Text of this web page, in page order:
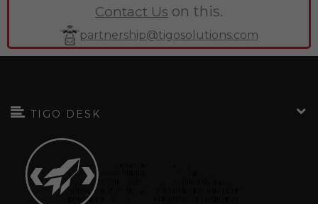
Contact Us on this.
partnership@tigosolutions.com
TIGO DESK